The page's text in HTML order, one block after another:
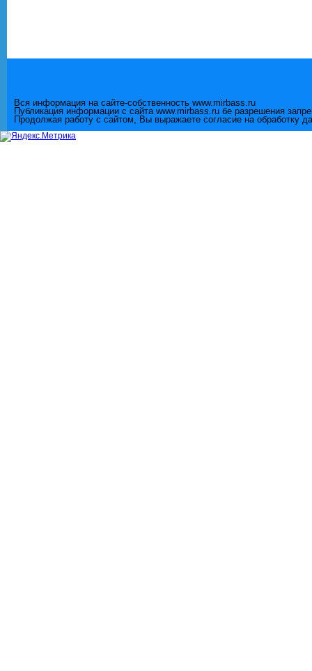
Вся информация на сайте-собственность www.mirbass.ru
Публикация информации с сайта www.mirbass.ru бе разрешения
Продолжая работу с сайтом, Вы выражаете согласие на обработку